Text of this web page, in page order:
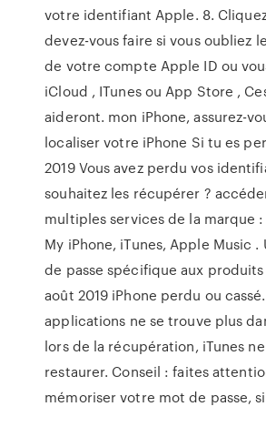
votre identifiant Apple. 8.
devez-vous faire si vous oubliez
de votre compte Apple ID ou
iCloud , ITunes ou App Store ,
aideront. mon iPhone, assurez-
localiser votre iPhone Si tu es
2019 Vous avez perdu vos
souhaitez les récupérer ?
multiples services de la marque
My iPhone, iTunes, Apple Music
de passe spécifique aux
août 2019 iPhone perdu ou
applications ne se trouve plus
lors de la récupération, iTunes ne
restaurer. Conseil : faites
mémoriser votre mot de passe,